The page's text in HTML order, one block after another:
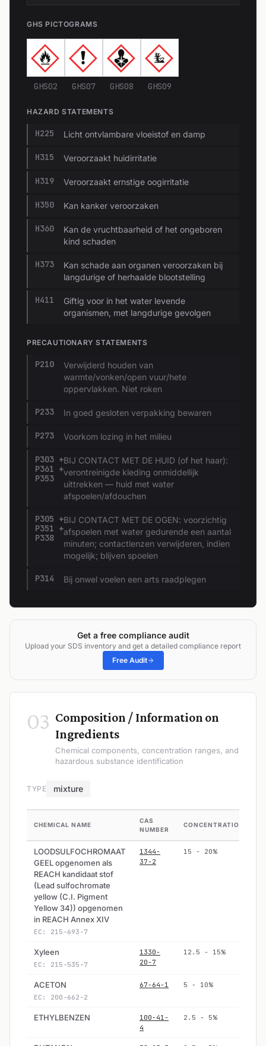
GHS PICTOGRAMS
GHS02 GHS07 GHS08 GHS09
HAZARD STATEMENTS
H225 Licht ontvlambare vloeistof en damp
H315 Veroorzaakt huidirritatie
H319 Veroorzaakt ernstige oogirritatie
H350 Kan kanker veroorzaken
H360
Kan de vruchtbaarheid of het ongeboren
kind schaden
H373
Kan schade aan organen veroorzaken bij
langdurige of herhaalde blootstelling
H411
Giftig voor in het water levende
organismen, met langdurige gevolgen
PRECAUTIONARY STATEMENTS
P210
Verwijderd houden van
warmte/vonken/open vuur/hete
oppervlakken. Niet roken
P233 In goed gesloten verpakking bewaren
P273 Voorkom lozing in het milieu
P303 +
P361 +
P353
BIJ CONTACT MET DE HUID (of het haar):
verontreinigde kleding onmiddellijk
uittrekken — huid met water
afspoelen/afdouchen
P305 +
P351 +
P338
BIJ CONTACT MET DE OGEN: voorzichtig
afspoelen met water gedurende een aantal
minuten; contactlenzen verwijderen, indien
mogelijk; blijven spoelen
P314 Bij onwel voelen een arts raadplegen
Get a free compliance audit
Upload your SDS inventory and get a detailed compliance report
Free Audit
03 Composition / Information on
Ingredients
Chemical components, concentration ranges, and
hazardous substance identification
TYPE mixture
CHEMICAL NAME
CAS
NUMBER
CONCENTRATION
LOODSULFOCHROMAAT
GEEL opgenomen als
REACH kandidaat stof
(Lead sulfochromate
yellow (C.I. Pigment
Yellow 34)) opgenomen
in REACH Annex XIV
EC: 215-693-7
1344-
37-2
15 - 20%
Xyleen
EC: 215-535-7
1330-
20-7
12.5 - 15%
ACETON
EC: 200-662-2
67-64-1 5 - 10%
ETHYLBENZEN
100-41-
4
2.5 - 5%